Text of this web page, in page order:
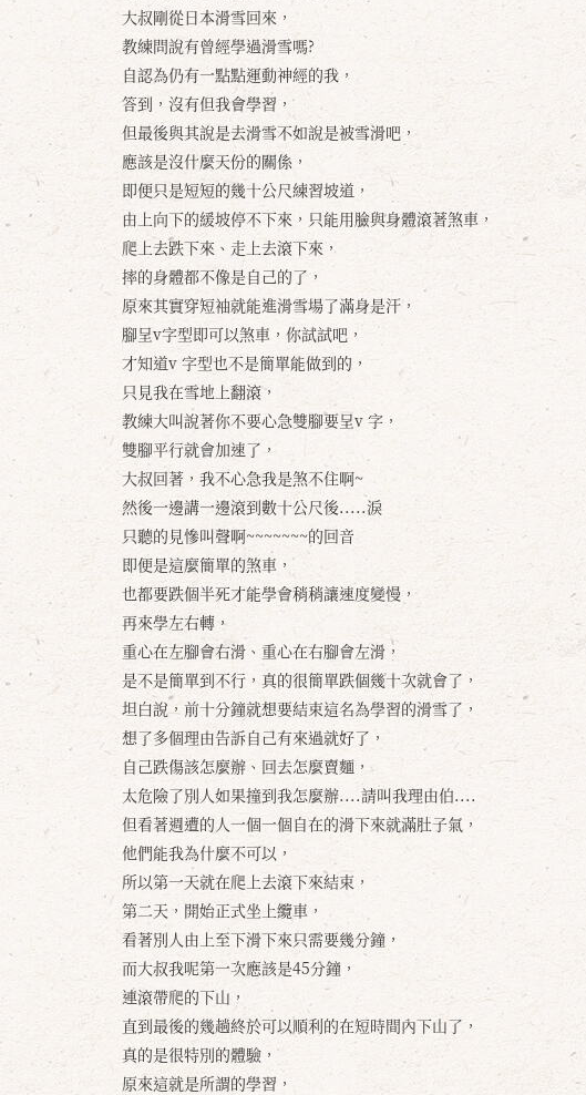
大叔剛從日本滑雪回來，
教練問說有曾經學過滑雪嗎?
自認為仍有一點點運動神經的我，
答到，沒有但我會學習，
但最後與其說是去滑雪不如說是被雪滑吧，
應該是沒什麼天份的關係，
即便只是短短的幾十公尺練習坡道，
由上向下的緩坡停不下來，只能用臉與身體滾著煞車，
爬上去跌下來、走上去滾下來，
摔的身體都不像是自己的了，
原來其實穿短袖就能進滑雪場了滿身是汗，
腳呈v字型即可以煞車，你試試吧，
才知道v 字型也不是簡單能做到的，
只見我在雪地上翻滾，
教練大叫說著你不要心急雙腳要呈v 字，
雙腳平行就會加速了，
大叔回著，我不心急我是煞不住啊~
然後一邊講一邊滾到數十公尺後.....淚
只聽的見慘叫聲啊~~~~~~~的回音
即便是這麼簡單的煞車，
也都要跌個半死才能學會稍稍讓速度變慢，
再來學左右轉，
重心在左腳會右滑、重心在右腳會左滑，
是不是簡單到不行，真的很簡單跌個幾十次就會了，
坦白說，前十分鐘就想要結束這名為學習的滑雪了，
想了多個理由告訴自己有來過就好了，
自己跌傷該怎麼辦、回去怎麼賣麵，
太危險了別人如果撞到我怎麼辦....請叫我理由伯....
但看著週遭的人一個一個自在的滑下來就滿肚子氣，
他們能我為什麼不可以，
所以第一天就在爬上去滾下來結束，
第二天，開始正式坐上纜車，
看著別人由上至下滑下來只需要幾分鐘，
而大叔我呢第一次應該是45分鐘，
連滾帶爬的下山，
直到最後的幾趟終於可以順利的在短時間內下山了，
真的是很特別的體驗，
原來這就是所謂的學習，